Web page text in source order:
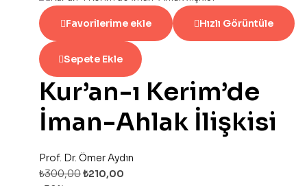
Favorilerime ekle Hızlı Görüntüle
Sepete Ekle
Kur’an-ı Kerim’de
İman-Ahlak İlişkisi
Prof. Dr. Ömer Aydın
₺300,00₺210,00